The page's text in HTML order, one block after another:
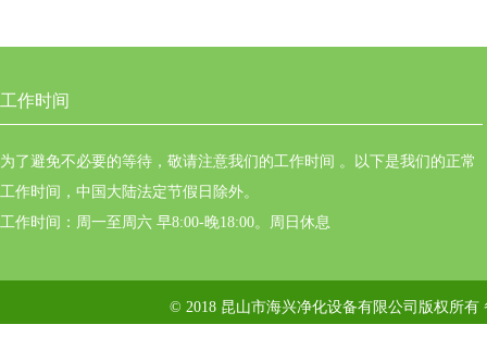
工作时间
为了避免不必要的等待，敬请注意我们的工作时间 。以下是我们的正常
工作时间，中国大陆法定节假日除外。
工作时间：周一至周六 早8:00-晚18:00。周日休息
© 2018 昆山市海兴净化设备有限公司版权所有